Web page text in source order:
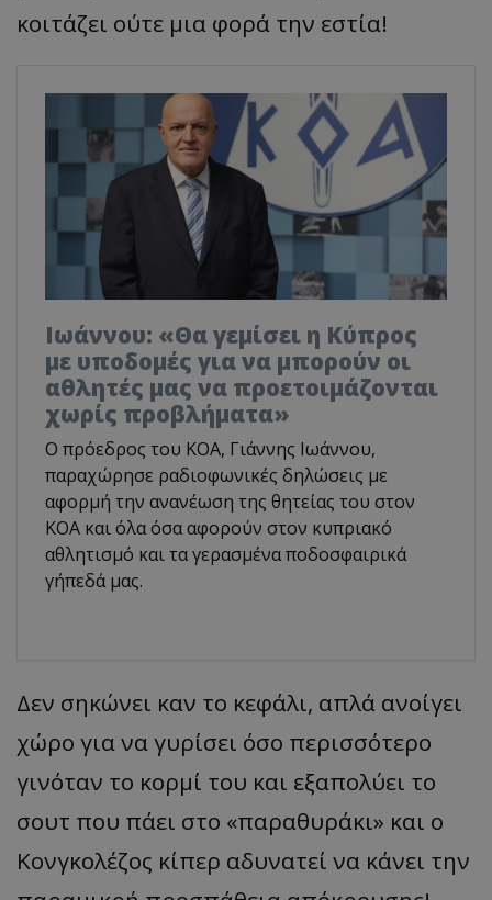
κοιτάζει ούτε μια φορά την εστία!
Ιωάννου: «Θα γεμίσει η Κύπρος
με υποδομές για να μπορούν οι
αθλητές μας να προετοιμάζονται
χωρίς προβλήματα»
Ο πρόεδρος του ΚΟΑ, Γιάννης Ιωάννου,
παραχώρησε ραδιοφωνικές δηλώσεις με
αφορμή την ανανέωση της θητείας του στον
ΚΟΑ και όλα όσα αφορούν στον κυπριακό
αθλητισμό και τα γερασμένα ποδοσφαιρικά
γήπεδά μας.
Δεν σηκώνει καν το κεφάλι, απλά ανοίγει
χώρο για να γυρίσει όσο περισσότερο
γινόταν το κορμί του και εξαπολύει το
σουτ που πάει στο «παραθυράκι» και ο
Κονγκολέζος κίπερ αδυνατεί να κάνει την